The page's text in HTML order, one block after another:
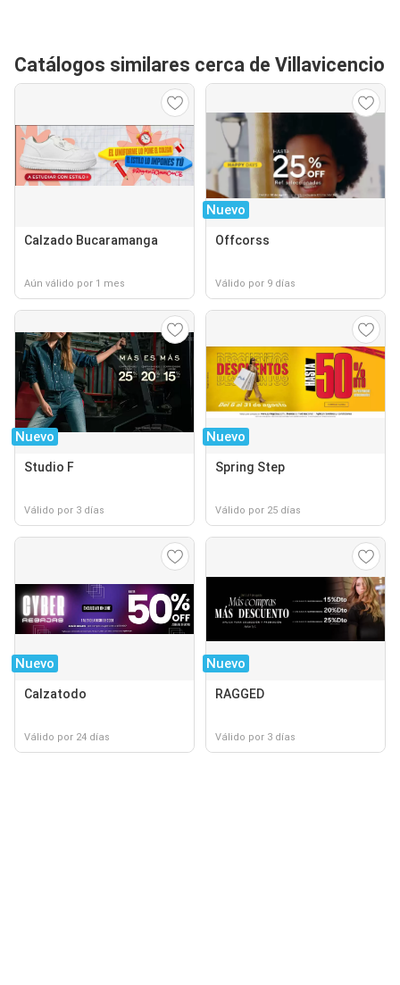
Catálogos similares cerca de Villavicencio
Calzado Bucaramanga
Aún válido por 1 mes
Nuevo
Offcorss
Válido por 9 días
Nuevo
Studio F
Válido por 3 días
Nuevo
Spring Step
Válido por 25 días
Nuevo
Calzatodo
Válido por 24 días
Nuevo
RAGGED
Válido por 3 días